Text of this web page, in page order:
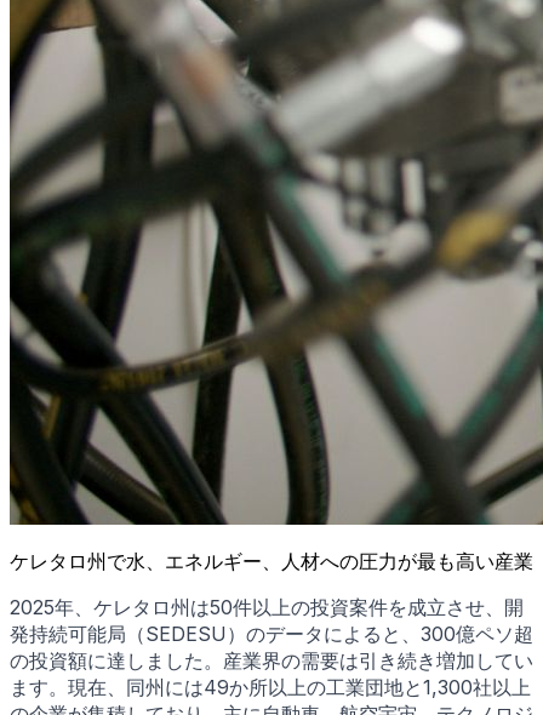
ケレタロ州で水、エネルギー、人材への圧力が最も高い産業
2025年、ケレタロ州は50件以上の投資案件を成立させ、開
発持続可能局（SEDESU）のデータによると、300億ペソ超
の投資額に達しました。産業界の需要は引き続き増加してい
ます。現在、同州には49か所以上の工業団地と1,300社以上